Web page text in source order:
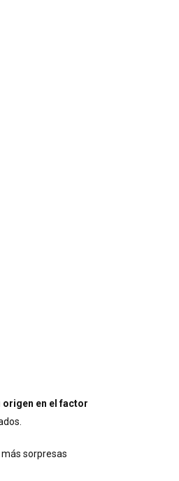
origen en el factor
sorpresas